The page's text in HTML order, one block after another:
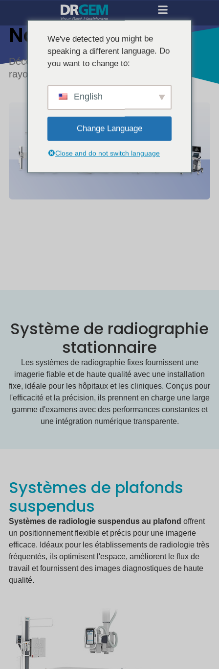
Nos produits
Découvrez la gamme de systèmes à
rayons X haute performance de DRGEM.
Système de radiographie
stationnaire
Les systèmes de radiographie fixes fournissent une
imagerie fiable et de haute qualité avec une installation
fixe, idéale pour les hôpitaux et les cliniques. Conçus pour
l'efficacité et la précision, ils prennent en charge une large
gamme d'examens avec des performances constantes et
une intégration numérique transparente.
Systèmes de plafonds
suspendus
Systèmes de radiologie suspendus au plafond offrent
un positionnement flexible et précis pour une imagerie
efficace. Idéaux pour les établissements de radiologie très
fréquentés, ils optimisent l'espace, améliorent le flux de
travail et fournissent des images diagnostiques de haute
qualité.
We've detected you might be
speaking a different language. Do
you want to change to:
English
Change Language
Close and do not switch language